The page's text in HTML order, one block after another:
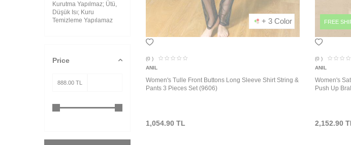
Kurutma Yapılmaz; Ütü,
Düşük Isı; Kuru
Temizleme Yapılamaz
Price
+ 3 Color
(0 )
ANIL
Women's Tulle Front Buttons Long Sleeve Shirt String &
Pants 3 Pieces Set (9606)
1,054.90 TL
FREE
(0)
ANIL
Women's
Push Up
2,152.90